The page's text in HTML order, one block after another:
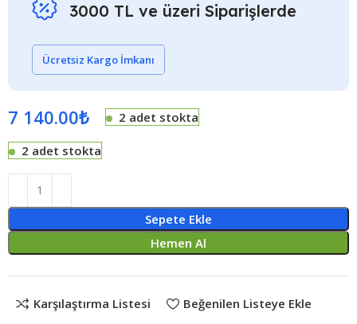
3000 TL ve üzeri Siparişlerde
Ücretsiz Kargo İmkanı
7 140.00₺ 2 adet stokta
2 adet stokta
Sepete Ekle
Hemen Al
Karşılaştırma Listesi Beğenilen Listeye Ekle